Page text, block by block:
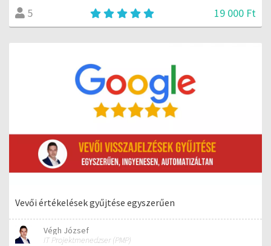
5 19 000 Ft
Vevői értékelések gyűjtése egyszerűen
Végh József
IT Projektmenedzser (PMP)